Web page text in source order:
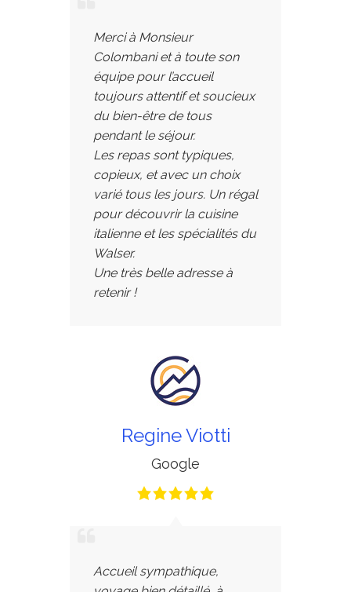
Merci à Monsieur
Colombani et à toute son
équipe pour l’accueil
toujours attentif et soucieux
du bien-être de tous
pendant le séjour.
Les repas sont typiques,
copieux, et avec un choix
varié tous les jours. Un régal
pour découvrir la cuisine
italienne et les spécialités du
Walser.
Une très belle adresse à
retenir !
Regine Viotti
Google
Accueil sympathique,